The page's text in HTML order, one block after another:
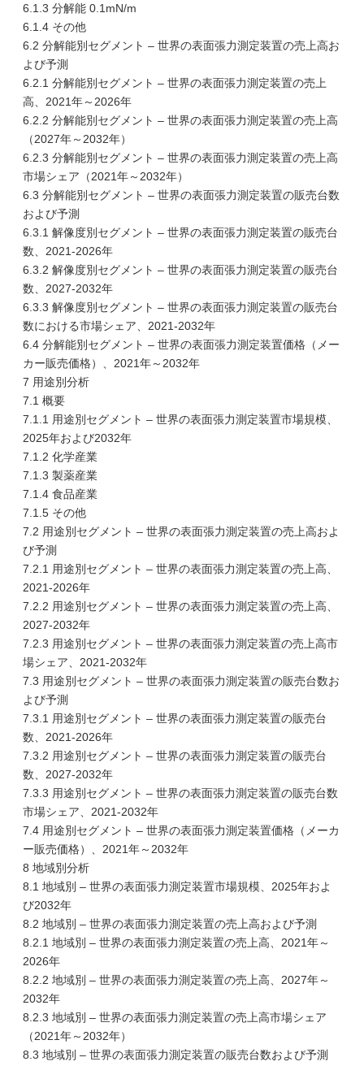
6.1.3 分解能 0.1mN/m
6.1.4 その他
6.2 分解能別セグメント – 世界の表面張力測定装置の売上高お
よび予測
6.2.1 分解能別セグメント – 世界の表面張力測定装置の売上
高、2021年～2026年
6.2.2 分解能別セグメント – 世界の表面張力測定装置の売上高
（2027年～2032年）
6.2.3 分解能別セグメント – 世界の表面張力測定装置の売上高
市場シェア（2021年～2032年）
6.3 分解能別セグメント – 世界の表面張力測定装置の販売台数
および予測
6.3.1 解像度別セグメント – 世界の表面張力測定装置の販売台
数、2021-2026年
6.3.2 解像度別セグメント – 世界の表面張力測定装置の販売台
数、2027-2032年
6.3.3 解像度別セグメント – 世界の表面張力測定装置の販売台
数における市場シェア、2021-2032年
6.4 分解能別セグメント – 世界の表面張力測定装置価格（メー
カー販売価格）、2021年～2032年
7 用途別分析
7.1 概要
7.1.1 用途別セグメント – 世界の表面張力測定装置市場規模、
2025年および2032年
7.1.2 化学産業
7.1.3 製薬産業
7.1.4 食品産業
7.1.5 その他
7.2 用途別セグメント – 世界の表面張力測定装置の売上高およ
び予測
7.2.1 用途別セグメント – 世界の表面張力測定装置の売上高、
2021-2026年
7.2.2 用途別セグメント – 世界の表面張力測定装置の売上高、
2027-2032年
7.2.3 用途別セグメント – 世界の表面張力測定装置の売上高市
場シェア、2021-2032年
7.3 用途別セグメント – 世界の表面張力測定装置の販売台数お
よび予測
7.3.1 用途別セグメント – 世界の表面張力測定装置の販売台
数、2021-2026年
7.3.2 用途別セグメント – 世界の表面張力測定装置の販売台
数、2027-2032年
7.3.3 用途別セグメント – 世界の表面張力測定装置の販売台数
市場シェア、2021-2032年
7.4 用途別セグメント – 世界の表面張力測定装置価格（メーカ
ー販売価格）、2021年～2032年
8 地域別分析
8.1 地域別 – 世界の表面張力測定装置市場規模、2025年およ
び2032年
8.2 地域別 – 世界の表面張力測定装置の売上高および予測
8.2.1 地域別 – 世界の表面張力測定装置の売上高、2021年～
2026年
8.2.2 地域別 – 世界の表面張力測定装置の売上高、2027年～
2032年
8.2.3 地域別 – 世界の表面張力測定装置の売上高市場シェア
（2021年～2032年）
8.3 地域別 – 世界の表面張力測定装置の販売台数および予測